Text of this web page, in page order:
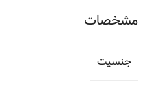
مشخصات
جنسیت